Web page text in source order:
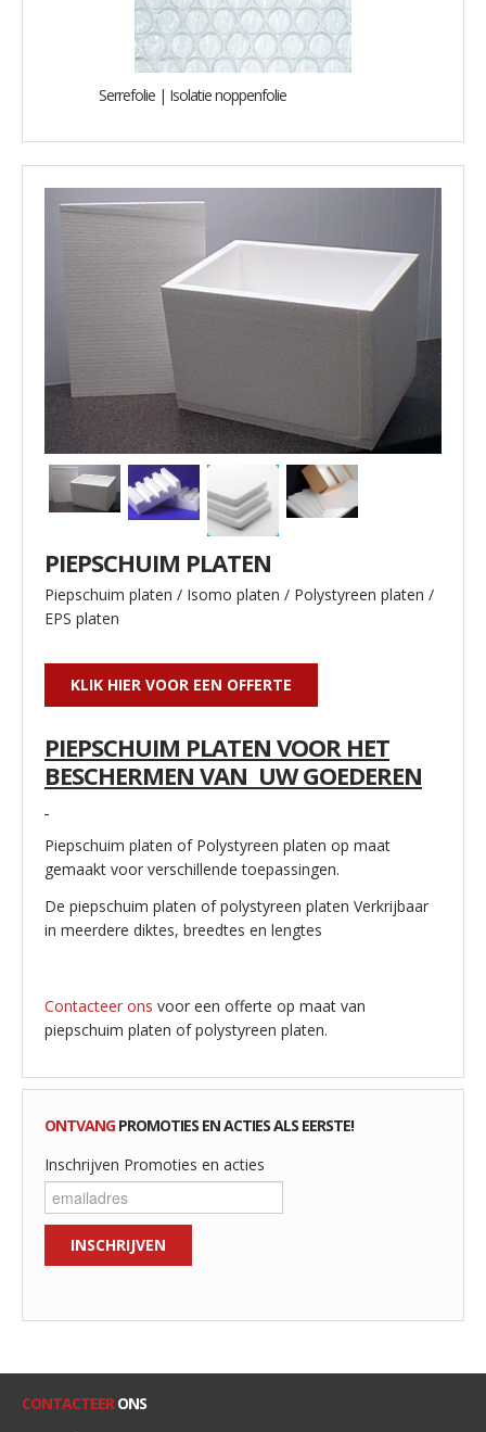
Serrefolie | Isolatie noppenfolie
PIEPSCHUIM PLATEN
Piepschuim platen / Isomo platen / Polystyreen platen /
EPS platen
KLIK HIER VOOR EEN OFFERTE
PIEPSCHUIM PLATEN VOOR HET
BESCHERMEN VAN UW GOEDEREN
Piepschuim platen of Polystyreen platen op maat
gemaakt voor verschillende toepassingen.
De piepschuim platen of polystyreen platen Verkrijbaar
in meerdere diktes, breedtes en lengtes
Contacteer ons voor een offerte op maat van
piepschuim platen of polystyreen platen.
ONTVANGPROMOTIES EN ACTIES ALS EERSTE!
Inschrijven Promoties en acties
CONTACTEERONS